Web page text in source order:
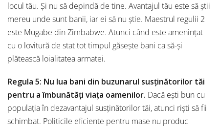
locul tău. Și nu să depindă de tine. Avantajul tău este să știi
mereu unde sunt banii, iar ei să nu știe. Maestrul regulii 2
este Mugabe din Zimbabwe. Atunci când este amenințat
cu o lovitură de stat tot timpul găsește bani ca să-și
plătească loialitatea armatei.
Regula 5: Nu lua bani din buzunarul susținătorilor tăi
pentru a îmbunătăți viața oamenilor. Dacă ești bun cu
populația în dezavantajul susținătorilor tăi, atunci riști să fii
schimbat. Politicile eficiente pentru mase nu produc